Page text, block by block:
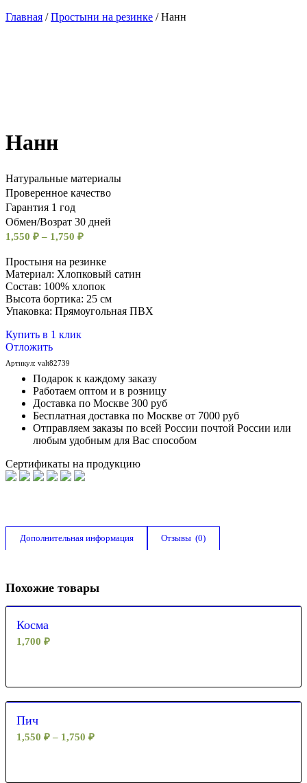
Главная /Простыни на резинке / Нанн
Нанн
Натуральные материалы
Проверенное качество
Гарантия 1 год
Обмен/Возрат 30 дней
1,550 ₽ – 1,750 ₽
Простыня на резинке
Материал: Хлопковый сатин
Состав: 100% хлопок
Высота бортика: 25 см
Упаковка: Прямоугольная ПВХ
Купить в 1 клик
Отложить
Артикул: valt82739
Подарок к каждому заказу
Работаем оптом и в розницу
Доставка по Москве 300 руб
Бесплатная доставка по Москве от 7000 руб
Отправляем заказы по всей России почтой России или
любым удобным для Вас способом
Сертификаты на продукцию
Дополнительная информация Отзывы  (0)
Похожие товары
Косма
1,700 ₽
Пич
1,550 ₽ – 1,750 ₽